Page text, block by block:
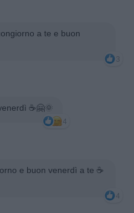
a te e buon
3
☕🤗🌞
4
e buon venerdì a te ☕
4